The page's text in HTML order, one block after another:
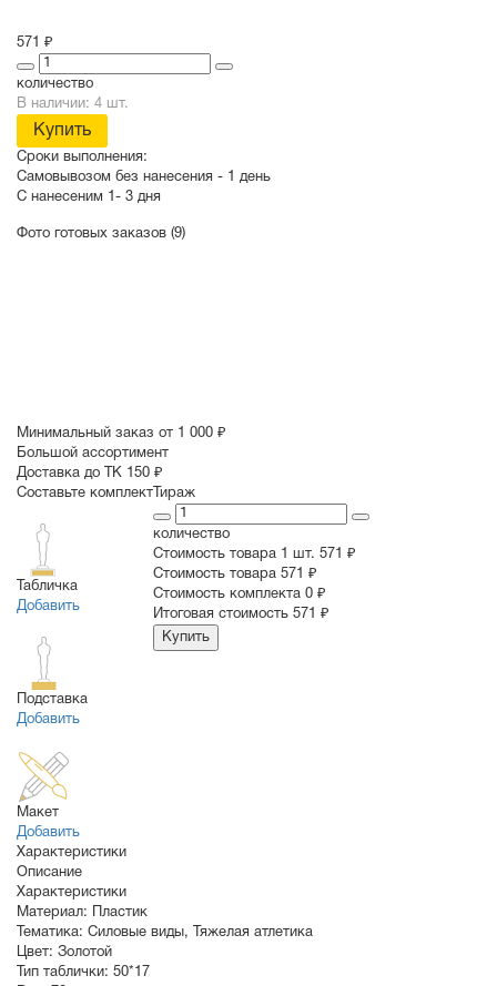
571 ₽
количество
В наличии: 4 шт.
Купить
Сроки выполнения:
Самовывозом без нанесения - 1 день
С нанесеним 1- 3 дня
Фото готовых заказов (9)
Минимальный заказ от 1 000 ₽
Большой ассортимент
Доставка до ТК 150 ₽
Составьте комплект
Табличка
Добавить
Подставка
Добавить
Макет
Добавить
Тираж
количество
Стоимость товара 1 шт. 571 ₽
Cтоимость товара 571 ₽
Стоимость комплекта 0 ₽
Итоговая стоимость 571 ₽
Купить
Характеристики
Описание
Характеристики
Материал: Пластик
Тематика: Силовые виды,
Тяжелая атлетика
Цвет: Золотой
Тип таблички: 50*17